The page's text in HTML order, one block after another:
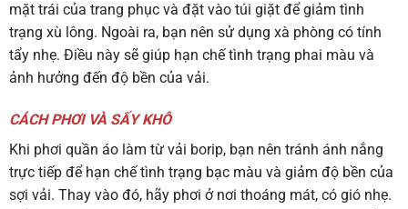
mặt trái của trang phục và đặt vào túi giặt để giảm tình
trạng xù lông. Ngoài ra, bạn nên sử dụng xà phòng có tính
tẩy nhẹ. Điều này sẽ giúp hạn chế tình trạng phai màu và
ảnh hưởng đến độ bền của vải.
CÁCH PHƠI VÀ SẤY KHÔ
Khi phơi quần áo làm từ vải borip, bạn nên tránh ánh nắng
trực tiếp để hạn chế tình trạng bạc màu và giảm độ bền của
sợi vải. Thay vào đó, hãy phơi ở nơi thoáng mát, có gió nhẹ.